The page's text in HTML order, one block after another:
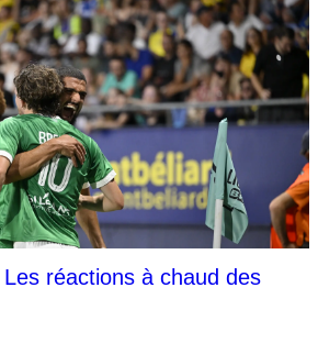
réactions à chaud des